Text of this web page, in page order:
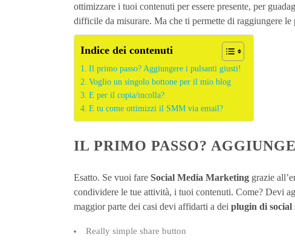
ottimizzare i tuoi contenuti per essere presente, per
difficile da misurare. Ma che ti permette di raggiungere le
Indice dei contenuti
Il primo passo? Aggiungere i pulsanti giusti!
Voglio un singolo bottone per il mio blog
E per il copia/incolla?
E tu come ottimizzi il SMM via email?
IL PRIMO PASSO?
Esatto. Se vuoi fare Social Media Marketing grazie
condividere le tue attività, i tuoi contenuti. Come? Devi
maggior parte dei casi devi affidarti a dei plugin di social
Really simple share button